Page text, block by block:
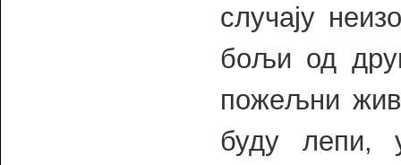
случају
бољи од
пожељни
буду лепи,